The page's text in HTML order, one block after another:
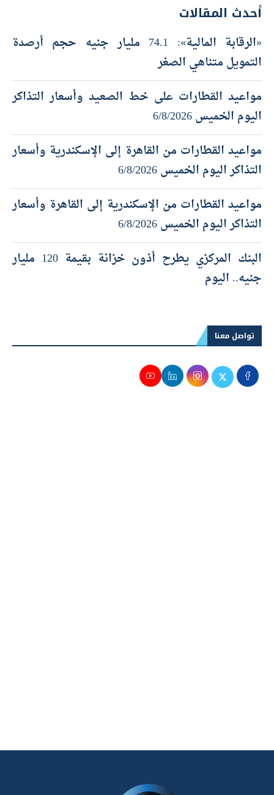
أحدث المقالات
«الرقابة المالية»: 74.1 مليار جنيه حجم أرصدة
التمويل متناهي الصغر
مواعيد القطارات على خط الصعيد وأسعار التذاكر
اليوم الخميس 6/8/2026
مواعيد القطارات من القاهرة إلى الإسكندرية وأسعار
التذاكر اليوم الخميس 6/8/2026
مواعيد القطارات من الإسكندرية إلى القاهرة وأسعار
التذاكر اليوم الخميس 6/8/2026
البنك المركزي يطرح أذون خزانة بقيمة 120 مليار
جنيه.. اليوم
تواصل معنا